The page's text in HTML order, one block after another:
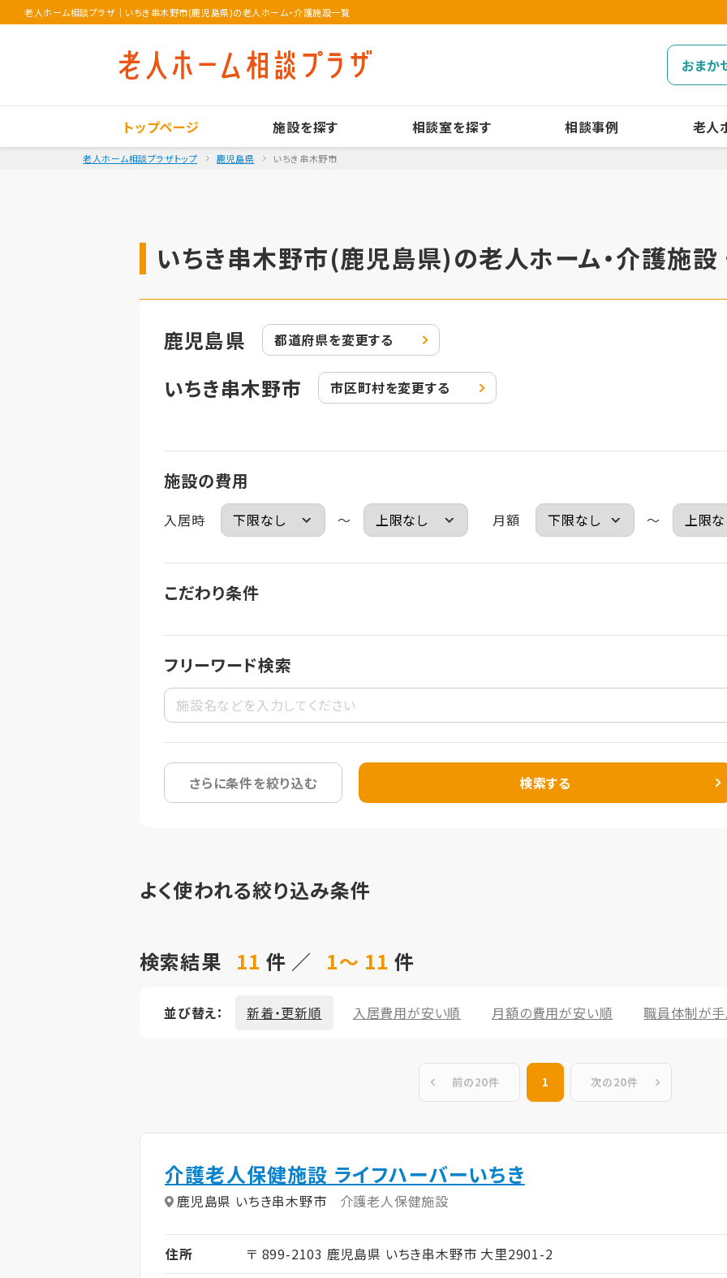
老人ホーム相談プラザ ｜ いちき串木野市(鹿児島県)の老人ホーム・介護施設一覧
おまか
トップページ 施設を探す 相談室を探す 相談事例 老人
老人ホーム相談プラザトップ 鹿児島県 いちき串木野市
いちき串木野市(鹿児島県)の老人ホーム・介護施
鹿児島県 都道府県を変更する
いちき串木野市 市区町村を変更する
施設の費用
入居時 ～ 月額 ～
こだわり条件
フリーワード検索
さらに条件を絞り込む 検索する
よく使われる絞り込み条件
検索結果 11 件 ／ 1～ 11 件
並び替え： 新着・更新順 入居費用が安い順 月額の費用が安い順 職員体制が
前の20件 1 次の20件
介護老人保健施設 ライフハーバーいちき
鹿児島県 いちき串木野市 介護老人保健施設
住所
〒 899-2103 鹿児島県 いちき串木野市 大里2901-2